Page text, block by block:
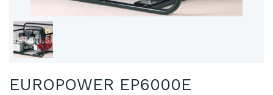
EUROPOWER EP6000E